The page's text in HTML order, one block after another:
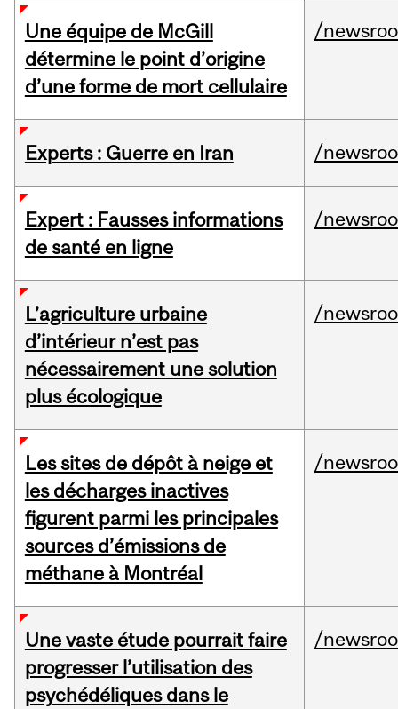
Une équipe de McGill
détermine le point d’origine
d’une forme de mort cellulaire
/
Experts : Guerre en Iran /
Expert : Fausses informations
de santé en ligne
/
L’agriculture urbaine
d’intérieur n’est pas
nécessairement une solution
plus écologique
/
Les sites de dépôt à neige et
les décharges inactives
figurent parmi les principales
sources d’émissions de
méthane à Montréal
/
Une vaste étude pourrait faire
progresser l’utilisation des
psychédéliques dans le
/